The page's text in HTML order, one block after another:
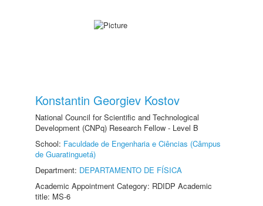
Konstantin Georgiev Kostov
National Council for Scientific and Technological
Development (CNPq) Research Fellow - Level B
School: Faculdade de Engenharia e Ciências (Câmpus
de Guaratinguetá)
Department: DEPARTAMENTO DE FÍSICA
Academic Appointment Category: RDIDP Academic
title: MS-6